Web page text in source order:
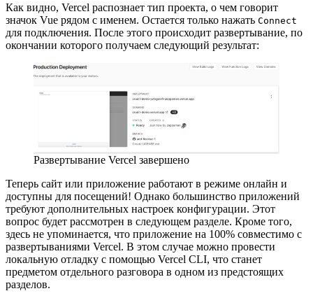
Как видно, Vercel распознает тип проекта, о чем говорит
значок Vue рядом с именем. Остается только нажать Connect
для подключения. После этого происходит развертывание, по
окончании которого получаем следующий результат:
Развертывание Vercel завершено
Теперь сайт или приложение работают в режиме онлайн и
доступны для посещений! Однако большинство приложений
требуют дополнительных настроек конфигурации. Этот
вопрос будет рассмотрен в следующем разделе. Кроме того,
здесь не упоминается, что приложение на 100% совместимо с
развертываниями Vercel. В этом случае можно провести
локальную отладку с помощью Vercel CLI, что станет
предметом отдельного разговора в одном из предстоящих
разделов.